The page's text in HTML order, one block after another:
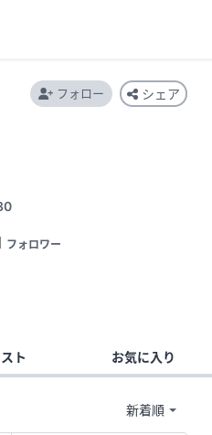
フォロワー
フォロー シェア
ト お気に入り